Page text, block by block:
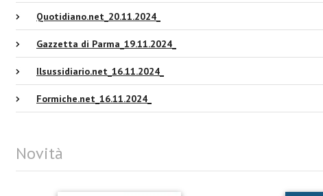
Quotidiano.net_20.11.2024_
Gazzetta di Parma_19.11.2024_
Ilsussidiario.net_16.11.2024_
Formiche.net_16.11.2024_
Novità